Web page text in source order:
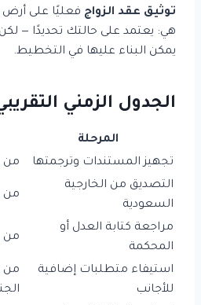
توثيق عقد الزواج فعليًا على أرض
هي: يعتمد على حالتك تحديدًا —
يمكن البناء عليها في التخطيط.
الجدول الزمني
المرحلة
تجهيز المستندات وترجمتها
من 3 إلى 7 أيام عمل
التصديق من الخارجية
السعودية
من 2 إلى 5 أيام عمل
مراجعة كتابة العدل أو
المحكمة
من 3 إلى 10 أيام عمل
استيفاء متطلبات إضافية
للأجانب